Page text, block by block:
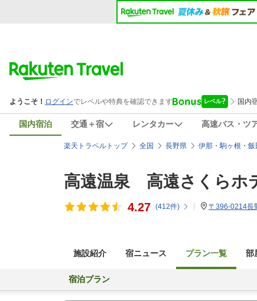
国内宿泊 交通＋宿 レンタカー 高速バス・ツ
楽天トラベルトップ 全国 長野県 伊那・駒ヶ根・飯
高遠温泉 高遠さくらホ
4.27 (412件) 〒396-0214長
施設紹介 宿ニュース プラン一覧 部
宿泊プラン